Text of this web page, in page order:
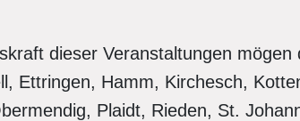
dieser Veranstaltungen
Ettringen, Hamm, Kirchesch,
Plaidt, Rieden, St.